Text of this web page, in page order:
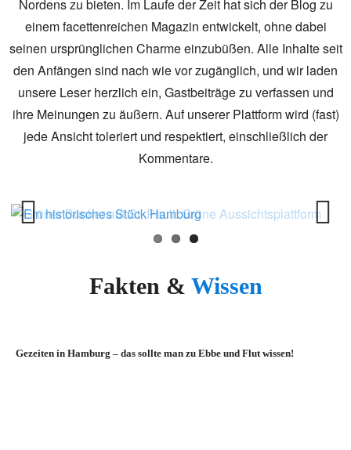
Nordens zu bieten. Im Laufe der Zeit hat sich der Blog zu
einem facettenreichen Magazin entwickelt, ohne dabei
seinen ursprünglichen Charme einzubüßen. Alle Inhalte seit
den Anfängen sind nach wie vor zugänglich, und wir laden
unsere Leser herzlich ein, Gastbeiträge zu verfassen und
ihre Meinungen zu äußern. Auf unserer Plattform wird (fast)
jede Ansicht toleriert und respektiert, einschließlich der
Kommentare.
Fakten & Wissen
Gezeiten in Hamburg – das sollte man zu Ebbe und Flut wissen!